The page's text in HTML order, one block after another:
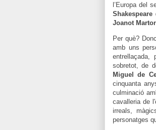
l’Europa del
Shakespeare
Joanot
Per què?
amb uns
entrellaçada,
sobretot, de
Miguel de
cinquanta
culminació
cavalleria de
irreals,
personatges